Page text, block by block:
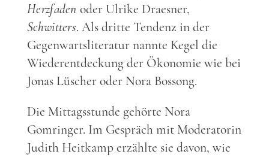
Herzfaden oder Ulrike Draesner,
Schwitters. Als dritte Tendenz in der
Gegenwartsliteratur nannte Kegel die
Wiederentdeckung der Ökonomie wie bei
Jonas Lüscher oder Nora Bossong.
Die Mittagsstunde gehörte Nora
Gomringer. Im Gespräch mit Moderatorin
Judith Heitkamp erzählte sie davon, wie